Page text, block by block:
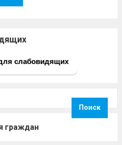
слабовидящих
граждан